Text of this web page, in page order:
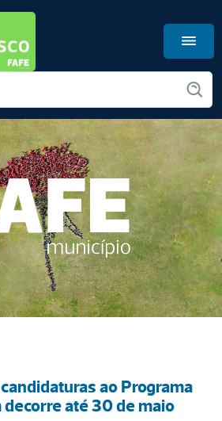
ao Programa
decorre até 30 de maio